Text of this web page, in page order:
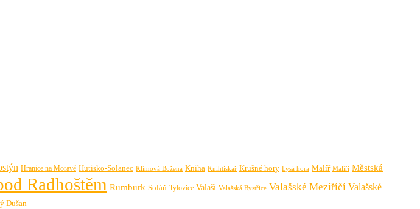
Hranice na Moravě Hutisko-Solanec Klímová Božena Kniha Knihtiskař Krušné hory Lysá hora Malíř Malíři Městská
Radhoštěm Rumburk Soláň Tylovice Valaši Valašská Bystřice Valašské Meziříčí Valašské
Dušan